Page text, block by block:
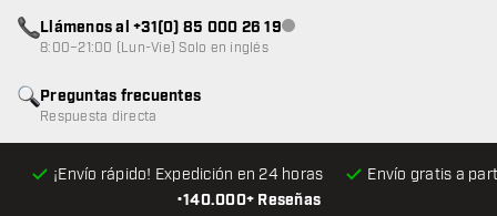
•140.000+ Reseñas
¡Envío rápido! Expedición en 24 horas Envío gratis a
Preguntas frecuentes
Respuesta directa
Llámenos al +31(0) 85 000 26 19Atención al cliente no disponible
8:00–21:00 (Lun-Vie) Solo en inglés